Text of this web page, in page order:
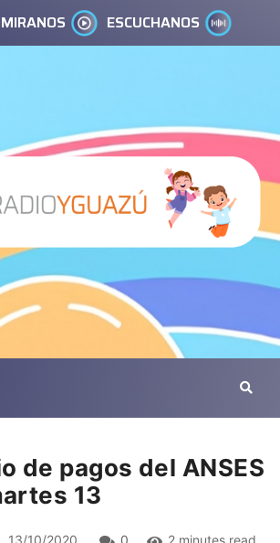
MIRANOS ESCUCHANOS
de pagos del ANSES
13
13/10/2020 0 2 minutes read